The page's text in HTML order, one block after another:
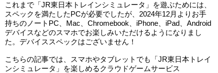
これまで「JR東日本トレインシミュレータ」を遊ぶためには、
スペックを満たしたPCが必要でしたが、2024年12月よりお手
持ちのノートPC、Mac、Chromebook、iPhone、iPad、Android
デバイスなどのスマホでお楽しみいただけるようになりまし
た。デバイススペックはございません！
こちらの記事では、スマホやタブレットでも「JR東日本トレイ
ンシミュレータ」を楽しめるクラウドゲームサービス